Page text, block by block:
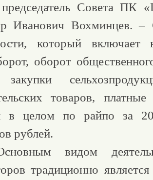
председатель Совета ПК
Иванович Вохминцев. –
который
оборот
товаров,
в целом по райпо за
рублей.
видом
традиционно